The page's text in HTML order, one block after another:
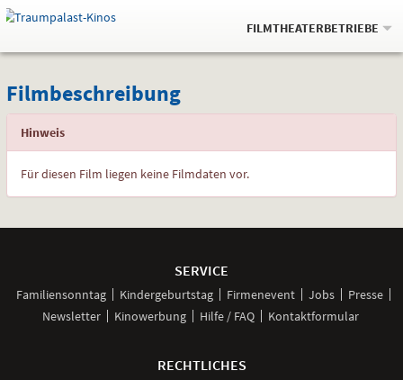
Springe
zum
,zum
.
Navigation
Service
Gehe
zur
Auswahl
FILMTHEATERBETRIEBE
Filmbeschreibung
Filmbeschreibung
Hinweis
Für diesen Film liegen keine Filmdaten vor.
SERVICE
Familiensonntag Kindergeburtstag Firmenevent Jobs
Presse
Newsletter
Kinowerbung Hilfe / FAQ Kontaktformular
RECHTLICHES